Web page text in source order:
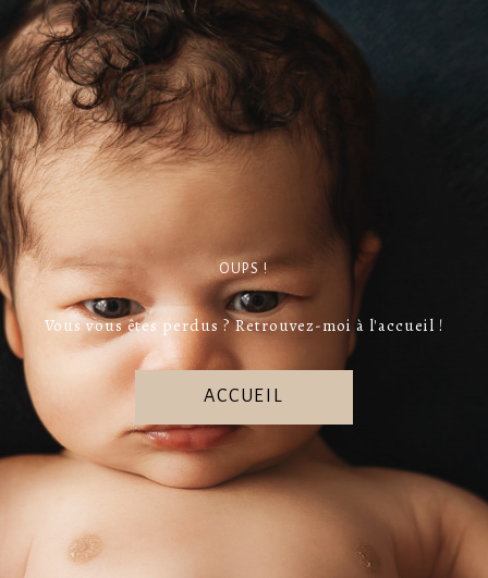
OUPS !
Vous vous êtes perdus ? Retrouvez-moi à l'accueil !
ACCUEIL